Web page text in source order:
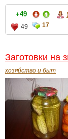
+49
49
17
Заготовки на
хозяйство и быт